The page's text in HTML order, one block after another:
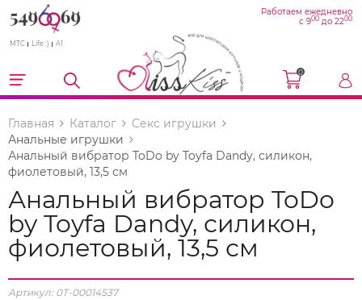
МТС Life :) A1
Работаем ежедневно
с 900 до 2200
0
Главная Каталог
Секс игрушки
Анальные игрушки
Анальный вибратор ToDo by Toyfa Dandy, силикон,
фиолетовый, 13,5 см
Анальный вибратор ToDo
by Toyfa Dandy, силикон,
фиолетовый, 13,5 см
Артикул: 0T-00014537